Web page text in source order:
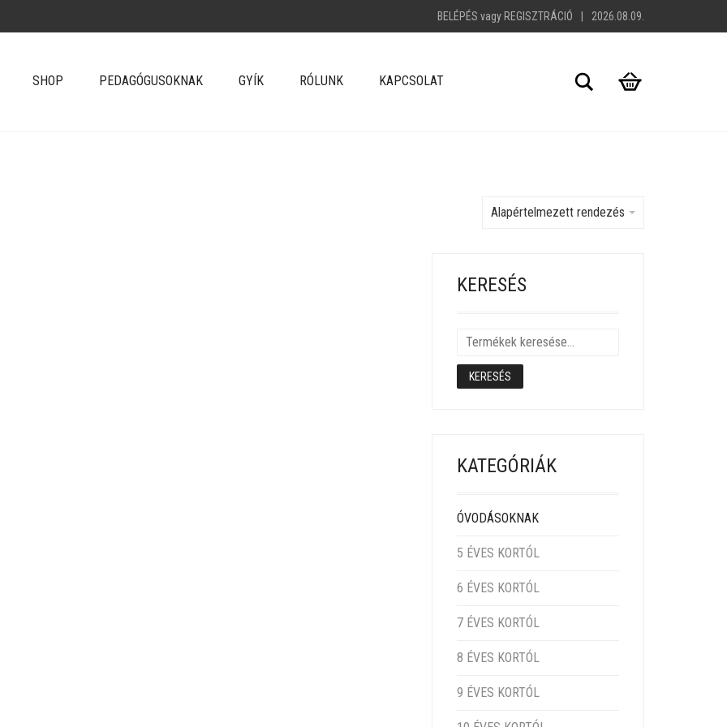
BELÉPÉS vagy REGISZTRÁCIÓ 2026.08.09.
SHOP PEDAGÓGUSOKNAK GYÍK RÓLUNK KAPCSOLAT Search
Alapértelmezett rendezés
FT.
KERESÉS
KERESÉS
KATEGÓRIÁK
ÓVODÁSOKNAK
5 ÉVES KORTÓL
6 ÉVES KORTÓL
7 ÉVES KORTÓL
8 ÉVES KORTÓL
9 ÉVES KORTÓL